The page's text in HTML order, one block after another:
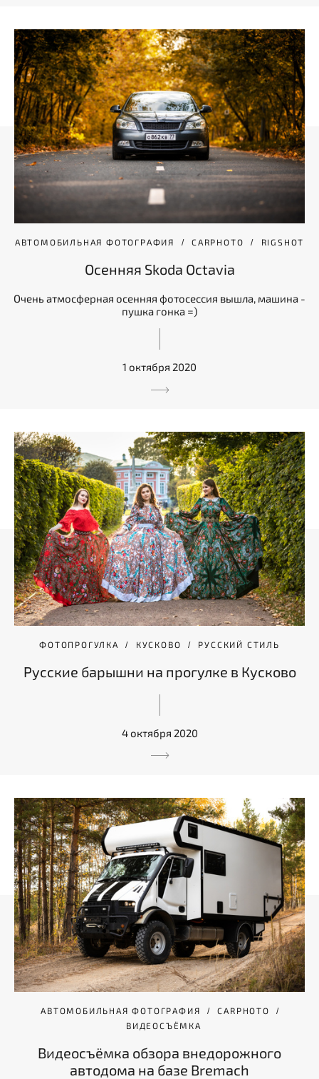
АВТОМОБИЛЬНАЯ ФОТОГРАФИЯ CARPHOTO RIGSHOT
Осенняя Skoda Octavia
Очень атмосферная осенняя фотосессия вышла, машина -
пушка гонка =)
1 октября 2020
ФОТОПРОГУЛКА КУСКОВО РУССКИЙ СТИЛЬ
Русские барышни на прогулке в Кусково
4 октября 2020
АВТОМОБИЛЬНАЯ ФОТОГРАФИЯ
CARPHOTO
ВИДЕОСЪЁМКА
Видеосъёмка обзора внедорожного
автодома на базе Bremасh